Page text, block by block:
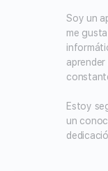
Soy un
me
Estoy
un